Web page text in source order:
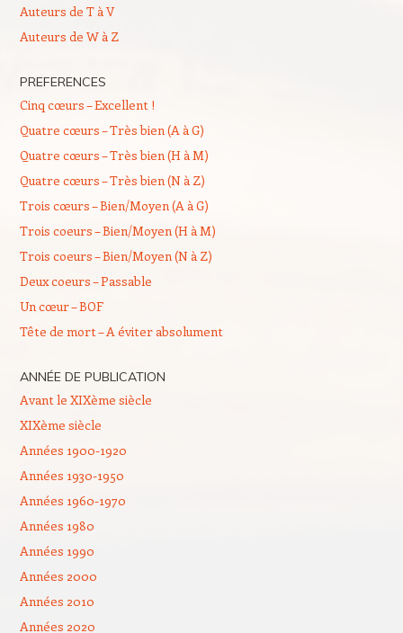
Auteurs de T à V
Auteurs de W à Z
PREFERENCES
Cinq cœurs – Excellent !
Quatre cœurs – Très bien (A à G)
Quatre cœurs – Très bien (H à M)
Quatre cœurs – Très bien (N à Z)
Trois cœurs – Bien/Moyen (A à G)
Trois coeurs – Bien/Moyen (H à M)
Trois coeurs – Bien/Moyen (N à Z)
Deux coeurs – Passable
Un cœur – BOF
Tête de mort – A éviter absolument
ANNÉE DE PUBLICATION
Avant le XIXème siècle
XIXème siècle
Années 1900-1920
Années 1930-1950
Années 1960-1970
Années 1980
Années 1990
Années 2000
Années 2010
Années 2020